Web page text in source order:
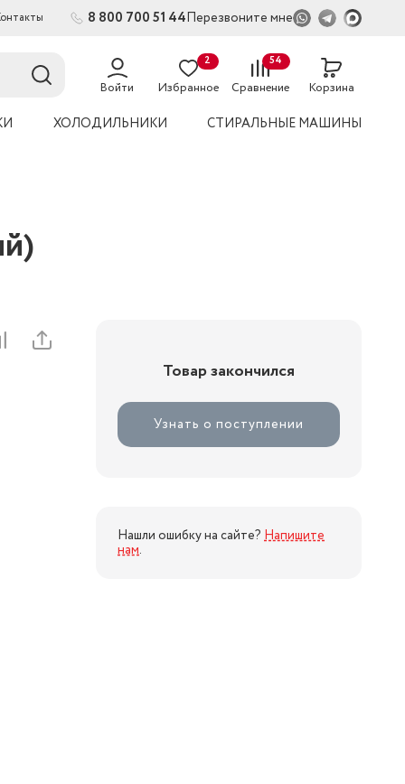
8 800 700 51 44Перезвоните мне
Войти Избранное
2
Сравнение
54
Корзина
ХОЛОДИЛЬНИКИ СТИРАЛЬНЫЕ МАШИНЫ
Товар закончился
Узнать о поступлении
Нашли ошибку на сайте? Напишите
нам.